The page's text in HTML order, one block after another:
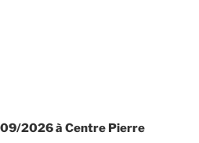
2026 à Centre Pierre